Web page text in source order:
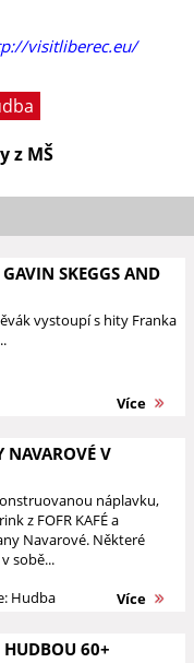
visitliberec.eu/
z MŠ
SKEGGS AND
vystoupí s hity Franka
Více
NAVAROVÉ V
náplavku,
z FOFR KAFÉ a
Navarové. Některé
sobě...
Hudba Více
HUDBOU 60+